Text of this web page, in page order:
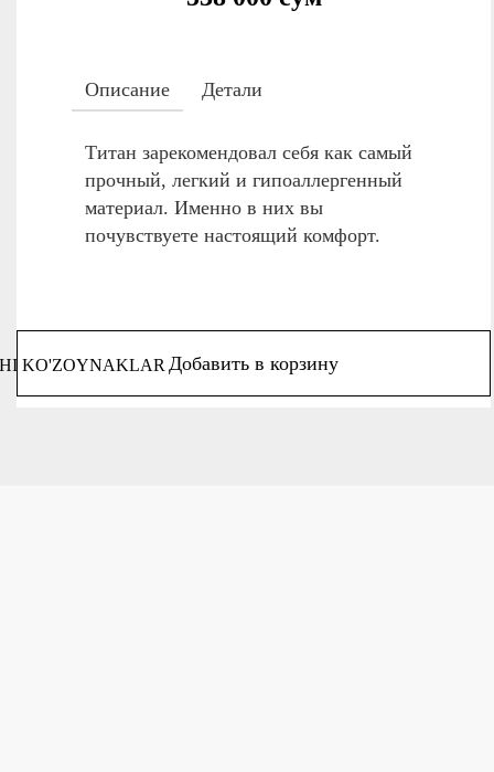
KO'ZOYNAKLAR
Описание Детали
Титан зарекомендовал себя как самый
прочный, легкий и гипоаллергенный
материал. Именно в них вы
почувствуете настоящий комфорт.
Добавить в корзину